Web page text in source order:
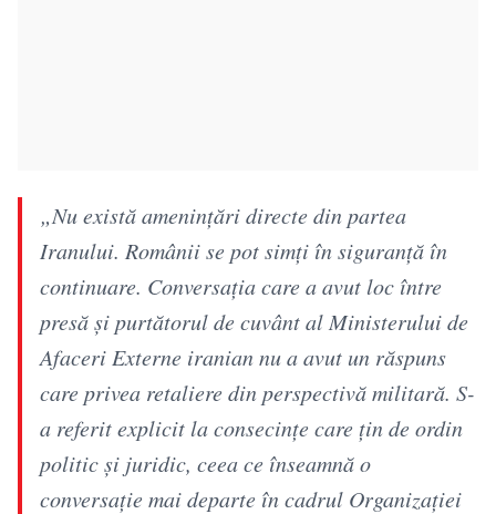
„Nu există ameninţări directe din partea
Iranului. Românii se pot simţi în siguranţă în
continuare. Conversaţia care a avut loc între
presă şi purtătorul de cuvânt al Ministerului de
Afaceri Externe iranian nu a avut un răspuns
care privea retaliere din perspectivă militară. S-
a referit explicit la consecinţe care ţin de ordin
politic şi juridic, ceea ce înseamnă o
conversaţie mai departe în cadrul Organizaţiei